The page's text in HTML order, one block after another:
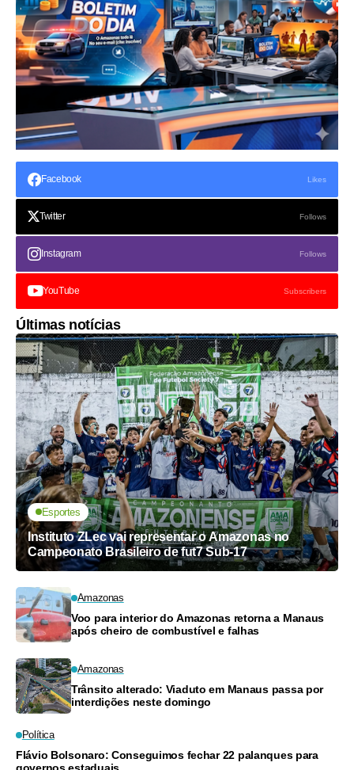
Facebook Likes
Twitter Follows
Instagram Follows
YouTube Subscribers
Últimas notícias
Esportes
Instituto ZLec vai representar o Amazonas no
Campeonato Brasileiro de fut7 Sub-17
Amazonas
Voo para interior do Amazonas retorna a Manaus
após cheiro de combustível e falhas
Amazonas
Trânsito alterado: Viaduto em Manaus passa por
interdições neste domingo
Política
Flávio Bolsonaro: Conseguimos fechar 22 palanques para
governos estaduais